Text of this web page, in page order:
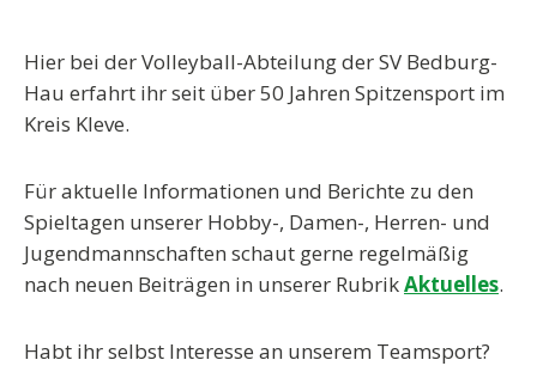
Hier bei der Volleyball-Abteilung der SV Bedburg-
Hau erfahrt ihr seit über 50 Jahren Spitzensport im
Kreis Kleve.
Für aktuelle Informationen und Berichte zu den
Spieltagen unserer Hobby-, Damen-, Herren- und
Jugendmannschaften schaut gerne regelmäßig
nach neuen Beiträgen in unserer RubrikAktuelles.
Habt ihr selbst Interesse an unserem Teamsport?